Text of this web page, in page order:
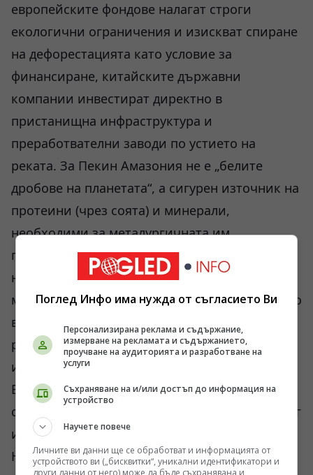
европейските фондове налагат строги
екологични ограничения и изискват спиране
на дефорестацията като условие за
финансиране, китайските държавни
компании инвестират директно в
пристанищна инфраструктура и
преработвателни заводи по устието на
реката. За Пекин Амазония не е „белите
дробове на планетата“, а сигурен източник на
протеини (чрез соята) и минерали,
необходими за металургичната им
промишленост. Това създава сериозно
напрежение между местните правителства и
международните екологични организации, но
в крайна сметка икономическият глад за
ресурси винаги побеждава абстрактния
идеализъм.
Бразилия използва това геополитическо
състезание, за да балансира външния си дълг
и да укрепи позициите си в БРИКС.
Южноамериканската държава е наясно, че
Поглед Инфо има нужда от съгласието Ви
Персонализирана реклама и съдържание,
измерване на рекламата и съдържанието,
проучване на аудиторията и разработване на
услуги
Съхраняване на и/или достъп до информация на
устройство
Научете повече
Личните ви данни ще се обработват и информацията от
устройството ви („бисквитки“, уникални идентификатори и
други данни от него) може да бъде съхранявана и